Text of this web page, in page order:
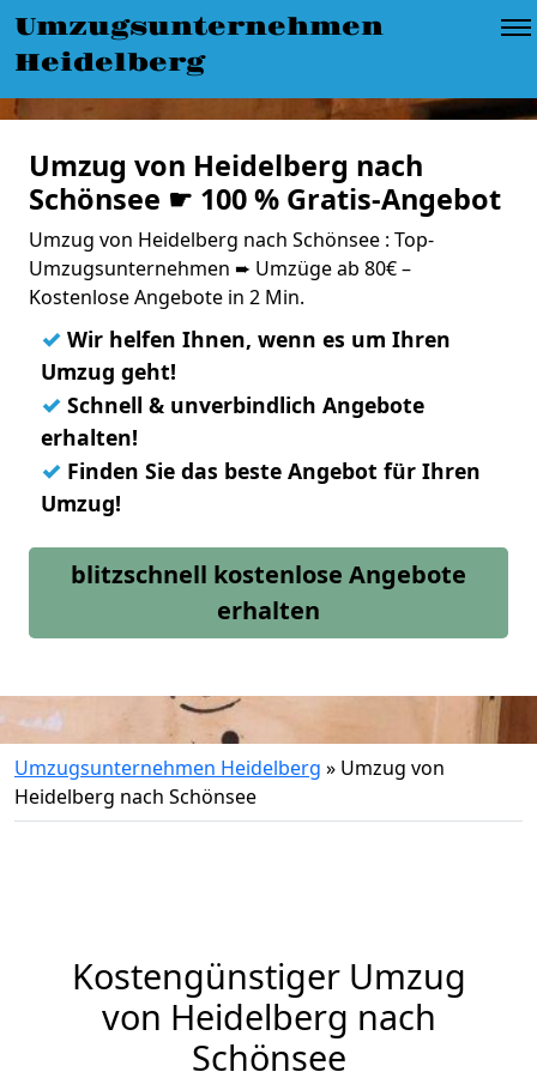
Umzugsunternehmen
Heidelberg
Umzug von Heidelberg nach
Schönsee ☛ 100 % Gratis-Angebot
Umzug von Heidelberg nach Schönsee : Top-
Umzugsunternehmen ➨ Umzüge ab 80€ –
Kostenlose Angebote in 2 Min.
✓ Wir helfen Ihnen, wenn es um Ihren
Umzug geht!
✓ Schnell & unverbindlich Angebote
erhalten!
✓ Finden Sie das beste Angebot für Ihren
Umzug!
blitzschnell kostenlose Angebote
erhalten
Umzugsunternehmen Heidelberg » Umzug von
Heidelberg nach Schönsee
Kostengünstiger Umzug
von Heidelberg nach
Schönsee